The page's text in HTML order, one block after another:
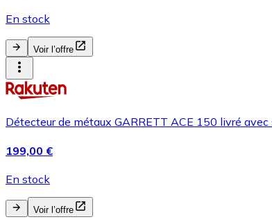
En stock
Voir l’offre
Détecteur de métaux GARRETT ACE 150 livré
199,00 €
En stock
Voir l’offre